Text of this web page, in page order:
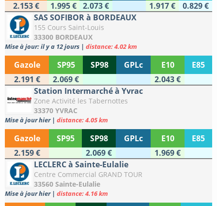
2.153 €
1.995 € 2.073 € 1.917 €
0.829 €
SAS SOFIBOR à BORDEAUX
155 Cours Saint-Louis
33300 BORDEAUX
Mise à jour: il y a 12 jours | distance: 4.02 km
Gazole SP95 SP98 GPLc E10
E85
2.191 €
2.069 €
2.043 €
Station Intermarché à Yvrac
Zone Activité les Tabernottes
33370 YVRAC
Mise à jour hier | distance: 4.05 km
Gazole SP95 SP98 GPLc E10
E85
2.159 €
2.069 €
1.969 €
LECLERC à Sainte-Eulalie
Centre Commercial GRAND TOUR
33560 Sainte-Eulalie
Mise à jour hier | distance: 4.16 km